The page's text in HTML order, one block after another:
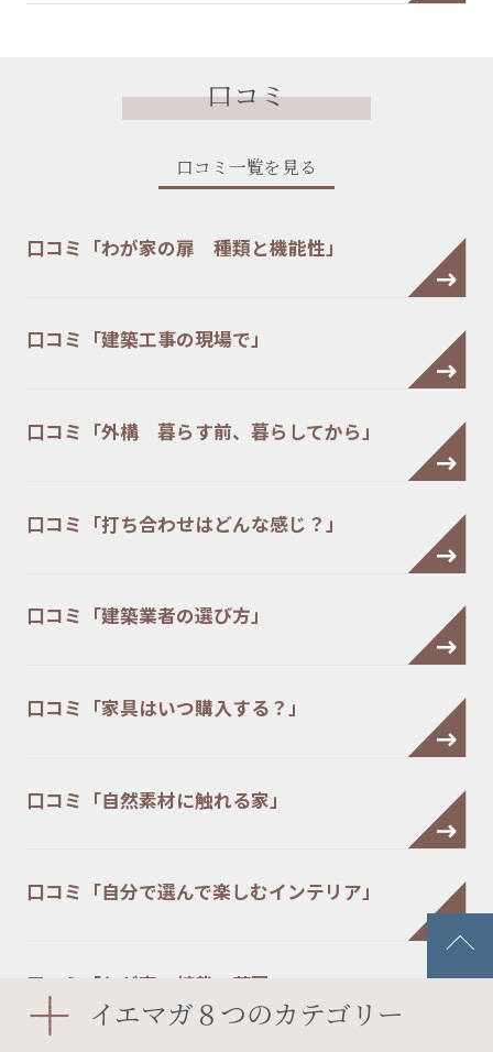
口コミ
口コミ一覧を見る
口コミ「わが家の扉 種類と機能性」
口コミ「建築工事の現場で」
口コミ「外構 暮らす前、暮らしてから」
口コミ「打ち合わせはどんな感じ？」
口コミ「建築業者の選び方」
口コミ「家具はいつ購入する？」
口コミ「自然素材に触れる家」
口コミ「自分で選んで楽しむインテリア」
口コミ「わが家の植栽・菜園」
イエマガ８つのカテゴリー